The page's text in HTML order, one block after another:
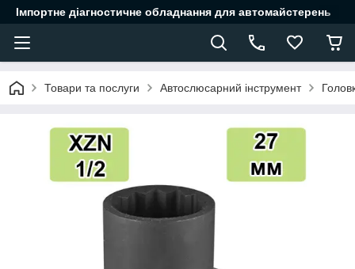
Імпортне діагностичне обладнання для автомайстерень
Товари та послуги Автослюсарний інструмент